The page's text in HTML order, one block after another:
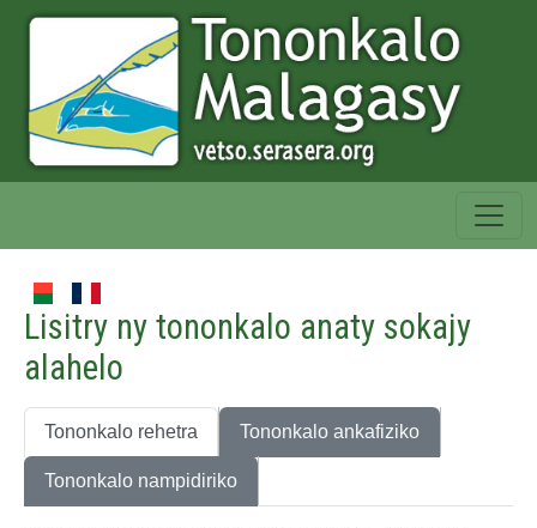
Lisitry ny tononkalo anaty sokajy
alahelo
Tononkalo rehetra Tononkalo ankafiziko
Tononkalo nampidiriko